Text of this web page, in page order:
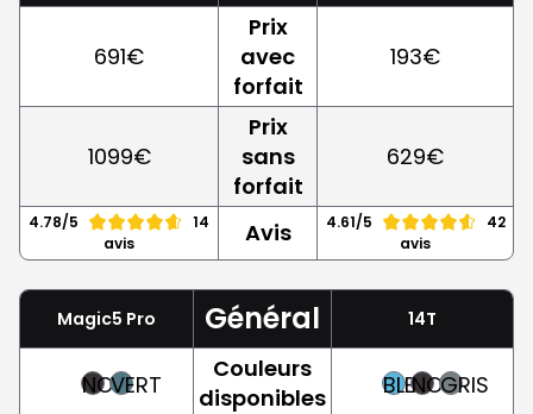
691€
Prix
avec
forfait
193€
1099€
Prix
sans
forfait
629€
4.78/5
14
avis
Avis 4.61/5
42
avis
Magic5 Pro Général 14T
NOIRVERT
Couleurs
disponibles
BLEUNOIRGRIS